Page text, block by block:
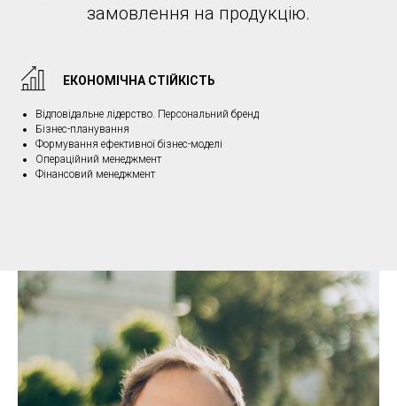
замовлення на продукцію.
ЕКОНОМІЧНА СТІЙКІСТЬ
Відповідальне лідерство. Персональний бренд
Бізнес-планування
Формування ефективної бізнес-моделі
Операційний менеджмент
Фінансовий менеджмент